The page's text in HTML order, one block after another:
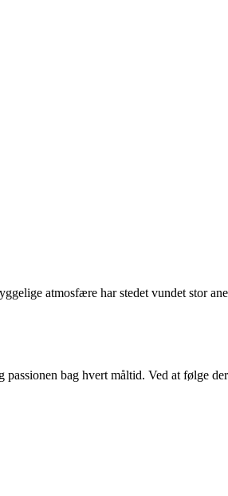
atmosfære har stedet vundet stor
bag hvert måltid. Ved at følge